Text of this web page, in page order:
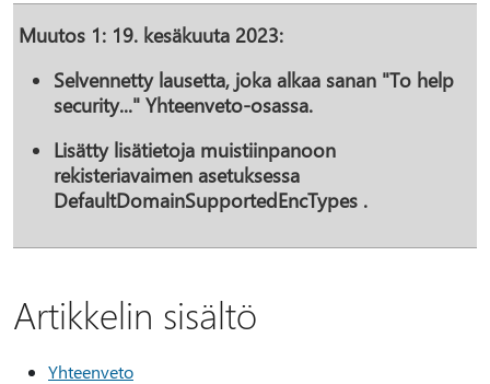
Muutos 1: 19. kesäkuuta 2023:
Selvennetty lausetta, joka alkaa sanan "To help
security..." Yhteenveto-osassa.
Lisätty lisätietoja muistiinpanoon
rekisteriavaimen asetuksessa
DefaultDomainSupportedEncTypes .
Artikkelin sisältö
Yhteenveto